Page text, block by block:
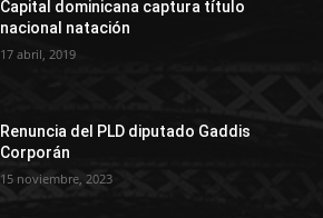
Capital dominicana captura título
nacional natación
17 abril, 2019
Renuncia del PLD diputado Gaddis
Corporán
15 noviembre, 2023